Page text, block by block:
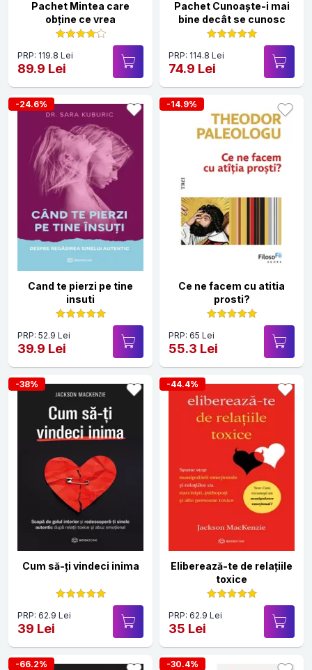
Pachet Mintea care
obține ce vrea
PRP: 119.8 Lei
89.9 Lei
Pachet Cunoaște-i mai
bine decât se cunosc
PRP: 114.8 Lei
74.9 Lei
-24.6%
Cand te pierzi pe tine
insuti
PRP: 52.9 Lei
39.9 Lei
-14.9%
Ce ne facem cu atitia
prosti?
PRP: 65 Lei
55.3 Lei
-38%
Cum să-ți vindeci inima
PRP: 62.9 Lei
39 Lei
-44.4%
Eliberează-te de relațiile
toxice
PRP: 62.9 Lei
35 Lei
-66.2% -30.4%